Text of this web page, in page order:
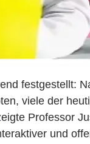
festgestellt:
viele der
Professor
und